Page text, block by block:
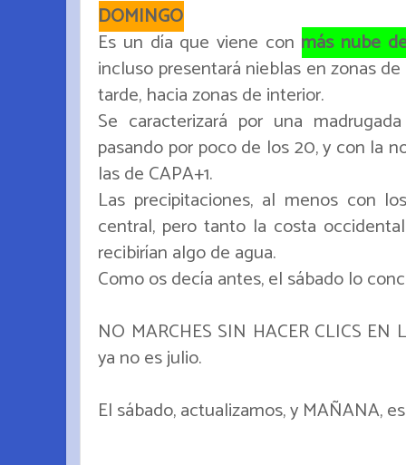
DOMINGO
Es un día que viene con más nube
incluso presentará nieblas en zonas
tarde, hacia zonas de interior.
Se caracterizará por una
pasando por poco de los 20, y con la
las de CAPA+1.
Las precipitaciones, al menos con
central, pero tanto la costa
recibirían algo de agua.
Como os decía antes, el sábado lo
NO MARCHES SIN HACER CLICS
ya no es julio.
El sábado, actualizamos, y MAÑANA,